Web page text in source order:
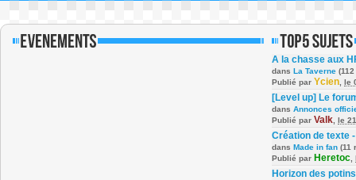
A la chasse aux
dans La Taverne
Publié par Ycien le
[Level up] Le
dans Annonces
Publié par Valk le
Création de texte
dans Made in fan (11
Publié par Heretoc
Horizon des potins